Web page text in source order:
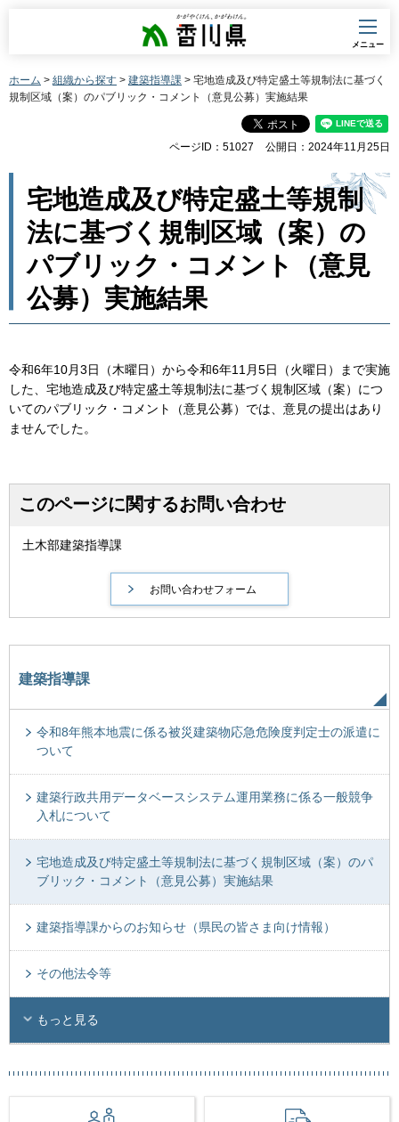
香川県
メニュー
ホーム > 組織から探す > 建築指導課 > 宅地造成及び特定盛土等規制法に基づく
規制区域（案）のパブリック・コメント（意見公募）実施結果
ページID：51027 公開日：2024年11月25日
宅地造成及び特定盛土等規制
法に基づく規制区域（案）の
パブリック・コメント（意見
公募）実施結果
令和6年10月3日（木曜日）から令和6年11月5日（火曜日）まで実施
した、宅地造成及び特定盛土等規制法に基づく規制区域（案）につ
いてのパブリック・コメント（意見公募）では、意見の提出はあり
ませんでした。
このページに関するお問い合わせ
土木部建築指導課
建築指導課
令和8年熊本地震に係る被災建築物応急危険度判定士の派遣に
ついて
建築行政共用データベースシステム運用業務に係る一般競争
入札について
宅地造成及び特定盛土等規制法に基づく規制区域（案）のパ
ブリック・コメント（意見公募）実施結果
建築指導課からのお知らせ（県民の皆さま向け情報）
その他法令等
もっと見る